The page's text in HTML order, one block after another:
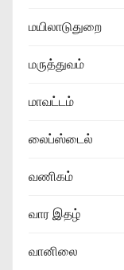
மயிலாடுதுறை
மருத்துவம்
மாவட்டம்
லைப்ஸ்டைல்
வணிகம்
வார இதழ்
வானிலை